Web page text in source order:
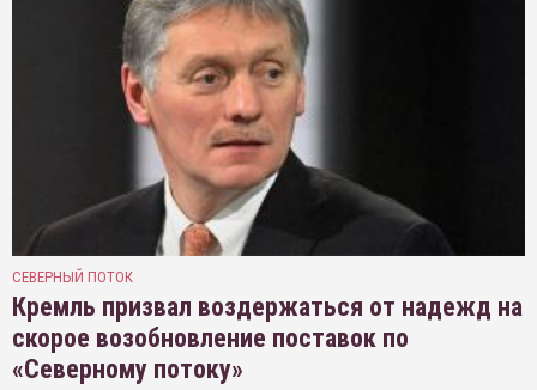
СЕВЕРНЫЙ ПОТОК
Кремль призвал воздержаться от надежд на
скорое возобновление поставок по
«Северному потоку»